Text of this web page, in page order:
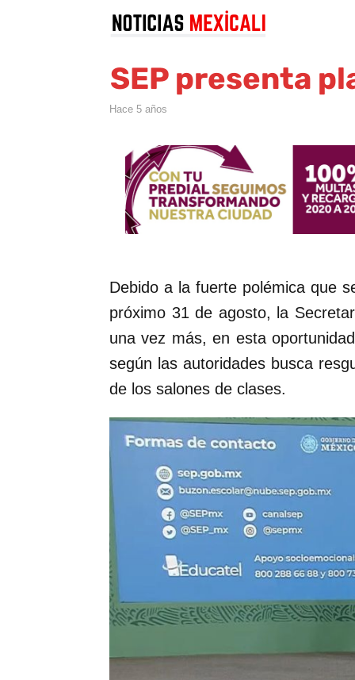
SEP presenta
hace 5 años
Debido a la fuerte polémica que
próximo 31 de agosto, la
una vez más, en esta
según las autoridades busca
de los salones de clases.